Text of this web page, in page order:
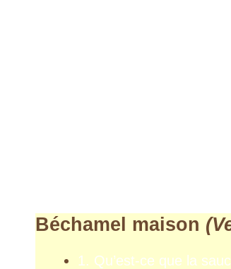
Béchamel maison
1. Qu’est-ce que la